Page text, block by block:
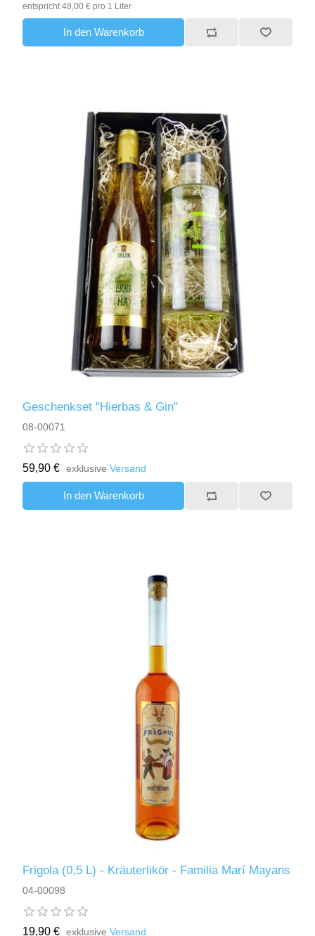
entspricht 48,00 € pro 1 Liter
In den Warenkorb
Geschenkset "Hierbas & Gin"
08-00071
59,90 € exklusiveVersand
In den Warenkorb
Frigola (0,5 L) - Kräuterlikör - Familia Marí Mayans
04-00098
19,90 € exklusiveVersand